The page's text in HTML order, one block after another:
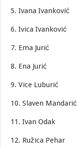
5. Ivana Ivanković
6. Ivica Ivanković
7. Ema Jurić
8. Ena Jurić
9. Vice Luburić
10. Slaven Mandarić
11. Ivan Odak
12. Ružica Pehar